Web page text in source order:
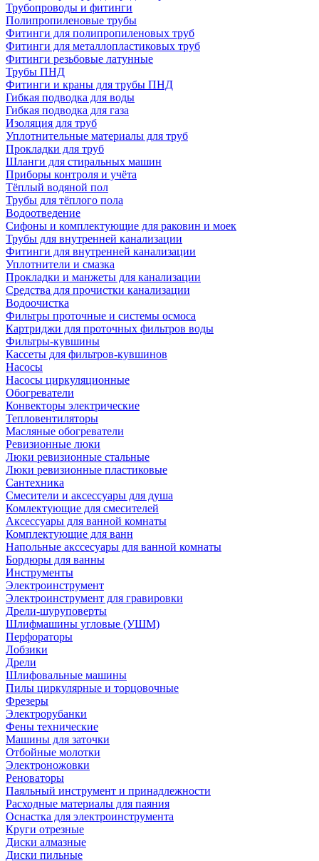
Трубопроводы и фитинги
Полипропиленовые трубы
Фитинги для полипропиленовых труб
Фитинги для металлопластиковых труб
Фитинги резьбовые латунные
Трубы ПНД
Фитинги и краны для трубы ПНД
Гибкая подводка для воды
Гибкая подводка для газа
Изоляция для труб
Уплотнительные материалы для труб
Прокладки для труб
Шланги для стиральных машин
Приборы контроля и учёта
Тёплый водяной пол
Трубы для тёплого пола
Водоотведение
Сифоны и комплектующие для раковин и моек
Трубы для внутренней канализации
Фитинги для внутренней канализации
Уплотнители и смазка
Прокладки и манжеты для канализации
Средства для прочистки канализации
Водоочистка
Фильтры проточные и системы осмоса
Картриджи для проточных фильтров воды
Фильтры-кувшины
Кассеты для фильтров-кувшинов
Насосы
Насосы циркуляционные
Обогреватели
Конвекторы электрические
Тепловентиляторы
Масляные обогреватели
Ревизионные люки
Люки ревизионные стальные
Люки ревизионные пластиковые
Сантехника
Смесители и аксессуары для душа
Комлектующие для смесителей
Аксессуары для ванной комнаты
Комплектующие для ванн
Напольные акссесуары для ванной комнаты
Бордюры для ванны
Инструменты
Электроинструмент
Электроинструмент для гравировки
Дрели-шуруповерты
Шлифмашины угловые (УШМ)
Перфораторы
Лобзики
Дрели
Шлифовальные машины
Пилы циркулярные и торцовочные
Фрезеры
Электрорубанки
Фены технические
Машины для заточки
Отбойные молотки
Электроножовки
Реноваторы
Паяльный инструмент и принадлежности
Расходные материалы для паяния
Оснастка для электроинструмента
Круги отрезные
Диски алмазные
Диски пильные